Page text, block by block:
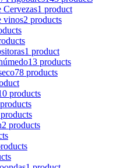
Cervezas1 product
vinos2 products
1 product
13 products
78 products
products
2 products